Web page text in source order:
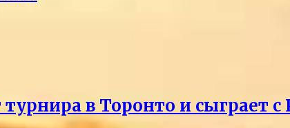
в Торонто и сыграет